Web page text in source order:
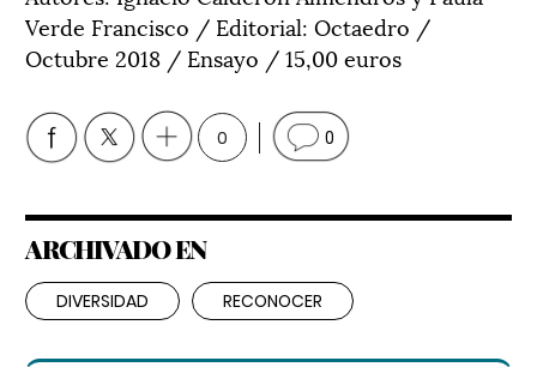
Verde Francisco / Editorial: Octaedro /
Octubre 2018 / Ensayo / 15,00 euros
0 0
ARCHIVADO EN
DIVERSIDAD RECONOCER